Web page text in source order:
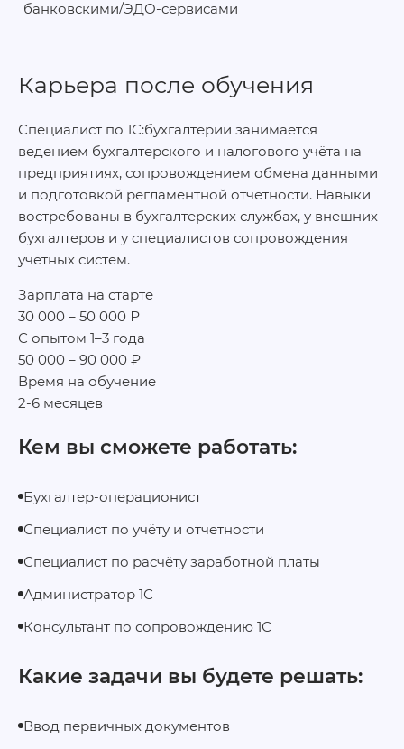
банковскими/ЭДО-сервисами
Карьера после обучения
Специалист по 1С:бухгалтерии занимается
ведением бухгалтерского и налогового учёта на
предприятиях, сопровождением обмена данными
и подготовкой регламентной отчётности. Навыки
востребованы в бухгалтерских службах, у внешних
бухгалтеров и у специалистов сопровождения
учетных систем.
Зарплата на старте
30 000 – 50 000 ₽
С опытом 1–3 года
50 000 – 90 000 ₽
Время на обучение
2-6 месяцев
Кем вы сможете работать:
Бухгалтер-операционист
Специалист по учёту и отчетности
Специалист по расчёту заработной платы
Администратор 1С
Консультант по сопровождению 1С
Какие задачи вы будете решать:
Ввод первичных документов